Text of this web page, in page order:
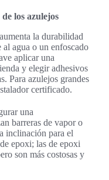
los azulejos
la durabilidad
al agua o un enfoscado
aplicar una
y elegir adhesivos
Para azulejos grandes
certificado.
una
barreras de vapor o
inclinación para el
epoxi; las de epoxi
son más costosas y